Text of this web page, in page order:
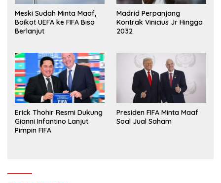
Meski Sudah Minta Maaf,
Boikot UEFA ke FIFA Bisa
Berlanjut
Madrid Perpanjang
Kontrak Vinicius Jr Hingga
2032
Erick Thohir Resmi Dukung
Gianni Infantino Lanjut
Pimpin FIFA
Presiden FIFA Minta Maaf
Soal Jual Saham